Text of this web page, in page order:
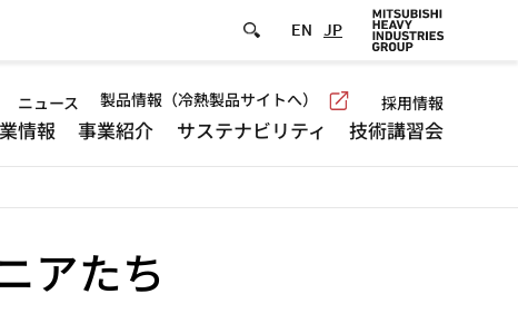
EN JP
Default
menu
ニュース 製品情報（冷熱製品サイトへ） 採用情報
情報 事業紹介 サステナビリティ 技術講習会
アたち